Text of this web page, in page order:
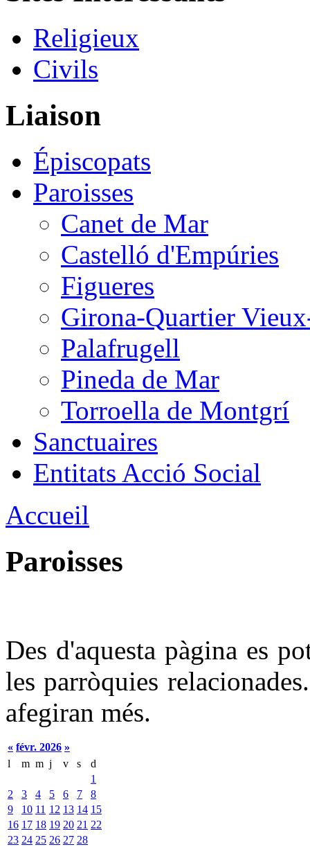
Religieux
Civils
Liaison
Épiscopats
Paroisses
Canet de Mar
Castelló d'Empúries
Figueres
Girona-Quartier
Palafrugell
Pineda de Mar
Torroella de Montgrí
Sanctuaires
Entitats Acció Social
Accueil
Paroisses
Des d'aquesta pàgina es
les parròquies
afegiran més.
« févr. 2026 »
l
m m j v s
d
1
2
3 4 5 6 7
8
9
10 11 12 13 14 15
16 17 18 19 20 21 22
23 24 25 26 27 28